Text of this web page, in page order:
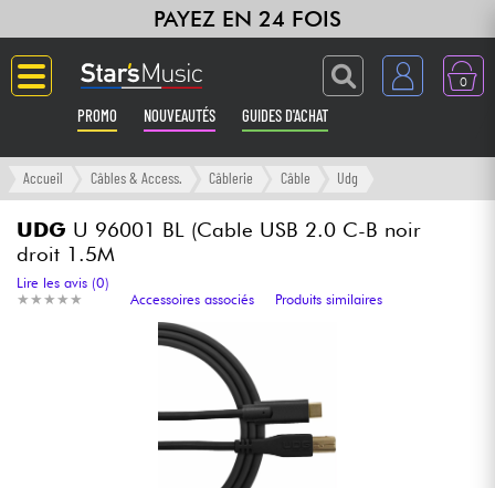
PAYEZ EN 24 FOIS
0
PROMO NOUVEAUTÉS GUIDES D'ACHAT
Langue
Guitares & Basses
Amplis & Effets
Claviers & Pianos
Accueil Câbles & Access. Câblerie Câble Udg
UDG U 96001 BL (Cable USB 2.0 C-B noir
droit 1.5M
★ ★ ★ ★ ★
★ ★ ★ ★ ★
Lire les avis (0)
Accessoires associés
Produits similaires